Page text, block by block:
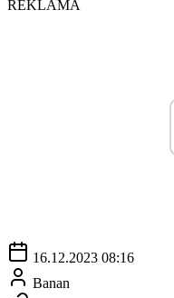
REKLAMA
16.12.2023 08:16
Banan